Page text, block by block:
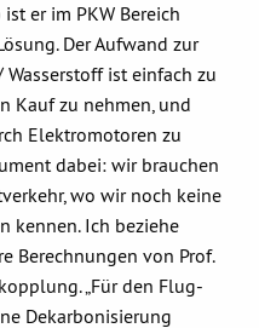
er im PKW Bereich
Der Aufwand zur
ist einfach zu
Kauf zu nehmen, und
Elektromotoren zu
dabei: wir brauchen
wo wir noch keine
kennen. Ich beziehe
Berechnungen von Prof.
„Für den Flug-
Dekarbonisierung